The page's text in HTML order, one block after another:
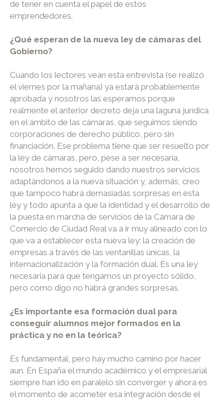
de tener en cuenta el papel de estos
emprendedores.
¿Qué esperan de la nueva ley de cámaras del
Gobierno?
Cuando los lectores vean esta entrevista (se realizó
el viernes por la mañana) ya estará probablemente
aprobada y nosotros las esperamos porque
realmente el anterior decreto deja una laguna jurídica
en el ámbito de las cámaras, que seguimos siendo
corporaciones de derecho público, pero sin
financiación. Ese problema tiene que ser resuelto por
la ley de cámaras, pero, pese a ser necesaria,
nosotros hemos seguido dando nuestros servicios
adaptándonos a la nueva situación y, además, creo
que tampoco habrá demasiadas sorpresas en esta
ley y todo apunta a que la identidad y el desarrollo de
la puesta en marcha de servicios de la Cámara de
Comercio de Ciudad Real va a ir muy alineado con lo
que va a establecer esta nueva ley: la creación de
empresas a través de las ventanillas únicas, la
internacionalización y la formación dual. Es una ley
necesaria para que tengamos un proyecto sólido,
pero como digo no habrá grandes sorpresas.
¿Es importante esa formación dual para
conseguir alumnos mejor formados en la
práctica y no en la teórica?
Es fundamental, pero hay mucho camino por hacer
aun. En España el mundo académico y el empresarial
siempre han ido en paralelo sin converger y ahora es
el momento de acometer esa integración desde el